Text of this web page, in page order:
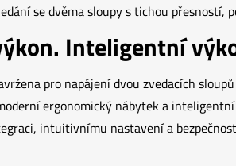
se dvěma sloupy s tichou přesností,
Inteligentní
pro napájení dvou zvedacích
ergonomický nábytek a
intuitivnímu nastavení a